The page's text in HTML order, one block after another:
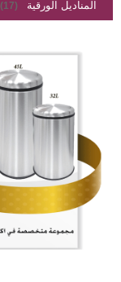
المناديل الورقية (17)